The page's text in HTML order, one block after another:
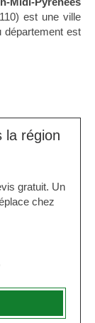
est une ville
département est
la région
gratuit. Un
chez